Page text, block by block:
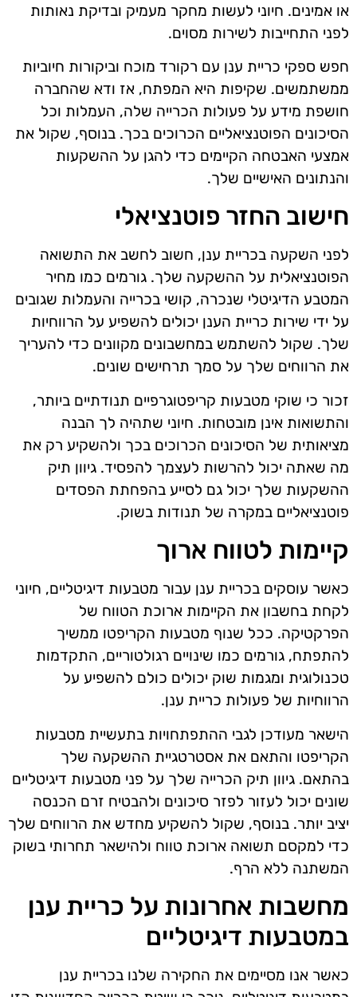
או אמינים. חיוני לעשות מחקר מעמיק ובדיקת נאותות
לפני התחייבות לשירות מסוים.
חפש ספקי כריית ענן עם רקורד מוכח וביקורות חיוביות
ממשתמשים. שקיפות היא המפתח, אז ודא שהחברה
חושפת מידע על פעולות הכרייה שלה, העמלות וכל
הסיכונים הפוטנציאליים הכרוכים בכך. בנוסף, שקול את
אמצעי האבטחה הקיימים כדי להגן על ההשקעות
והנתונים האישיים שלך.
חישוב החזר פוטנציאלי
לפני השקעה בכריית ענן, חשוב לחשב את התשואה
הפוטנציאלית על ההשקעה שלך. גורמים כמו מחיר
המטבע הדיגיטלי שנכרה, קושי בכרייה והעמלות שגובים
על ידי שירות כריית הענן יכולים להשפיע על הרווחיות
שלך. שקול להשתמש במחשבונים מקוונים כדי להעריך
את הרווחים שלך על סמך תרחישים שונים.
זכור כי שוקי מטבעות קריפטוגרפיים תנודתיים ביותר,
והתשואות אינן מובטחות. חיוני שתהיה לך הבנה
מציאותית של הסיכונים הכרוכים בכך ולהשקיע רק את
מה שאתה יכול להרשות לעצמך להפסיד. גיוון תיק
ההשקעות שלך יכול גם לסייע בהפחתת הפסדים
פוטנציאליים במקרה של תנודות בשוק.
קיימות לטווח ארוך
כאשר עוסקים בכריית ענן עבור מטבעות דיגיטליים, חיוני
לקחת בחשבון את הקיימות ארוכת הטווח של
הפרקטיקה. ככל שנוף מטבעות הקריפטו ממשיך
להתפתח, גורמים כמו שינויים רגולטוריים, התקדמות
טכנולוגית ומגמות שוק יכולים כולם להשפיע על
הרווחיות של פעולות כריית ענן.
הישאר מעודכן לגבי ההתפתחויות בתעשיית מטבעות
הקריפטו והתאם את אסטרטגיית ההשקעה שלך
בהתאם. גיוון תיק הכרייה שלך על פני מטבעות דיגיטליים
שונים יכול לעזור לפזר סיכונים ולהבטיח זרם הכנסה
יציב יותר. בנוסף, שקול להשקיע מחדש את הרווחים שלך
כדי למקסם תשואה ארוכת טווח ולהישאר תחרותי בשוק
המשתנה ללא הרף.
מחשבות אחרונות על כריית ענן
במטבעות דיגיטליים
כאשר אנו מסיימים את החקירה שלנו בכריית ענן